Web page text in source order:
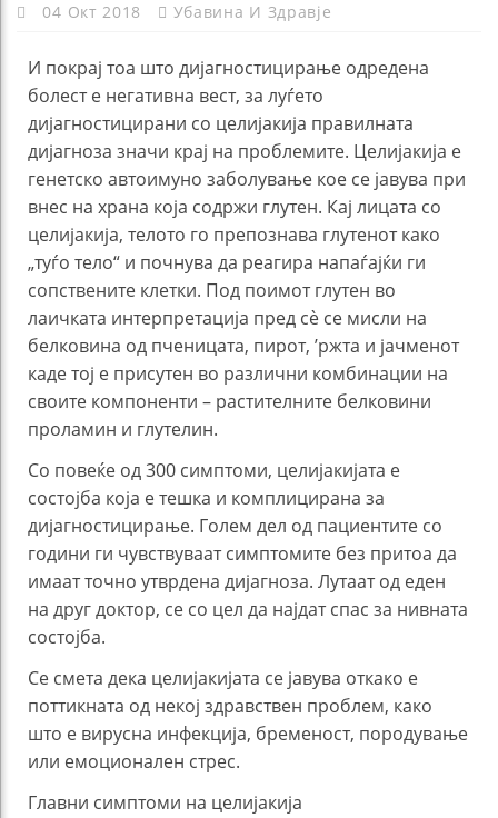
04 Окт 2018 Убавина И Здравје
И покрај тоа што дијагностицирање одредена
болест е негативна вест, за луѓето
дијагностицирани со целијакија правилната
дијагноза значи крај на проблемите. Целијакија е
генетско автоимуно заболување кое се јавува при
внес на храна која содржи глутен. Кај лицата со
целијакија, телото го препознава глутенот како
„туѓо тело“ и почнува да реагира напаѓајќи ги
сопствените клетки. Под поимот глутен во
лаичката интерпретација пред сè се мисли на
белковина од пченицата, пирот, ’ржта и јачменот
каде тој е присутен во различни комбинации на
своите компоненти – растителните белковини
проламин и глутелин.
Со повеќе од 300 симптоми, целијакијата е
состојба која е тешка и комплицирана за
дијагностицирање. Голем дел од пациентите со
години ги чувствуваат симптомите без притоа да
имаат точно утврдена дијагноза. Лутаат од еден
на друг доктор, се со цел да најдат спас за нивната
состојба.
Се смета дека целијакијата се јавува откако е
поттикната од некој здравствен проблем, како
што е вирусна инфекција, бременост, породување
или емоционален стрес.
Главни симптоми на целијакија